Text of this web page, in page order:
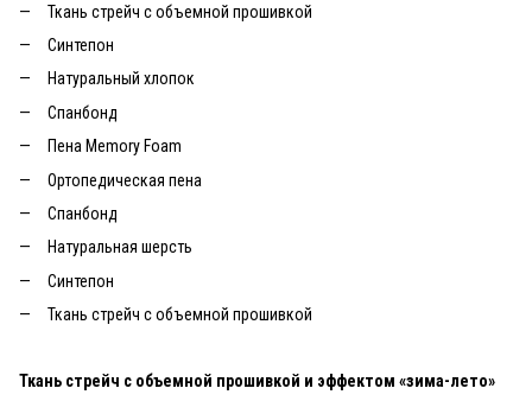
Ткань стрейч с объемной прошивкой
Синтепон
Натуральный хлопок
Спанбонд
Пена Memory Foam
Ортопедическая пена
Спанбонд
Натуральная шерсть
Синтепон
Ткань стрейч с объемной прошивкой
Ткань стрейч с объемной прошивкой и эффектом «зима-лето»